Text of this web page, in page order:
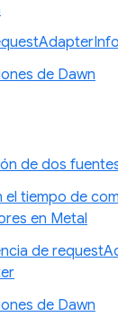
de Dawn
de dos
el tiempo de
en Metal
de
de Dawn